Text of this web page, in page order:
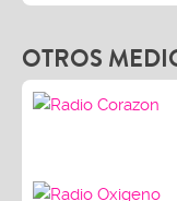
OTROS